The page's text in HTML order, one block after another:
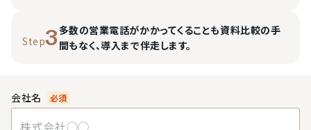
Step3多数の営業電話がかかってくることも資料比較の手
間もなく、導入まで伴走します。
会社名 必須